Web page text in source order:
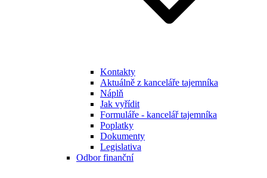
Kontakty
Aktuálně z kanceláře tajemníka
Náplň
Jak vyřídit
Formuláře - kancelář tajemníka
Poplatky
Dokumenty
Legislativa
Odbor finanční